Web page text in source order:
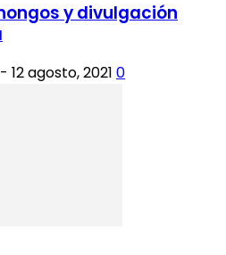
y divulgación
- 12 agosto, 2021 0